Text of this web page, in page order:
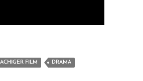
FILM DRAMA